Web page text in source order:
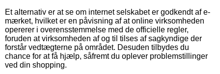
Et alternativ er at se om internet selskabet er godkendt af e-
mærket, hvilket er en påvisning af at online virksomheden
opererer i overensstemmelse med de officielle regler,
foruden at virksomheden af og til tilses af sagkyndige der
forstår vedtægterne på området. Desuden tilbydes du
chance for at få hjælp, såfremt du oplever problemstillinger
ved din shopping.